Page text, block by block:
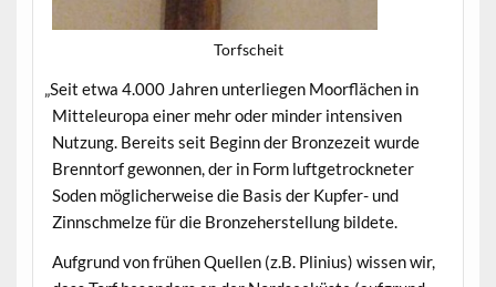
Torf­scheit
„Seit etwa 4.000 Jahren unter­liegen Moor­flächen in
Mit­teleu­ropa ein­er mehr oder min­der inten­siv­en
Nutzung. Bere­its seit Beginn der Bronzezeit wurde
Bren­ntorf gewon­nen, der in Form luft­getrock­neter
Soden möglicher­weise die Basis der Kupfer- und
Zinnschmelze für die Bronze­herstel­lung bildete.
Auf­grund von frühen Quellen (z.B. Plin­ius) wis­sen wir,